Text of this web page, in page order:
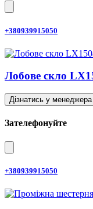
+380939915050
Лобове скло
Дізнатись у менеджера
Зателефонуйте
+380939915050